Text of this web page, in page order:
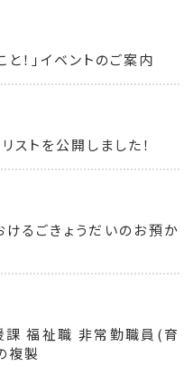
！」イベントのご案内
ストを公開しました！
るごきょうだいのお預か
福祉職 非常勤職員(育
複製